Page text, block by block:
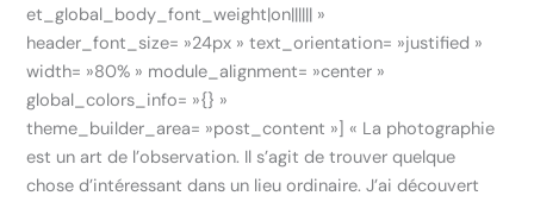
et_global_body_font_weight|on|||||| »
header_font_size= »24px » text_orientation= »justified »
width= »80% » module_alignment= »center »
global_colors_info= »{} »
theme_builder_area= »post_content »] « La photographie
est un art de l’observation. Il s’agit de trouver quelque
chose d’intéressant dans un lieu ordinaire. J’ai découvert